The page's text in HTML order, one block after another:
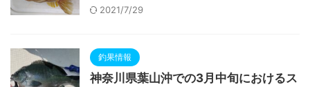
2021/7/29
釣果情報
神奈川県葉山沖での3月中旬におけるス